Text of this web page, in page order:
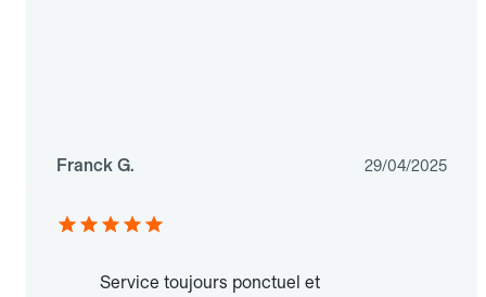
Franck G. 29/04/2025
Service toujours ponctuel et